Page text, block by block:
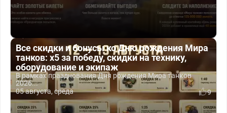
Все скидки и бонусы ко Дню рождения Мира
танков: x5 за победу, скидки на технику,
оборудование и экипаж
В рамках празднования Дня рождения Мира танков
2026...
05 августа, среда
9